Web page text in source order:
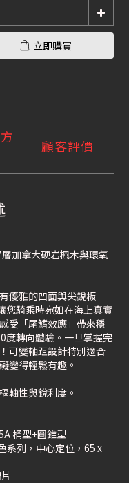
立即購買
顧客評價
加拿大硬岩楓木與環氧
優雅的凹面與尖銳板
您騎乘時宛如在海上真實
受「尾鰭效應」帶來穩
度轉向體驗。一旦掌握完
可變軸距設計特別適合
變得輕鬆有趣。
軸性與銳利度。
桶型+圓錐型
系列，中心定位，65 x